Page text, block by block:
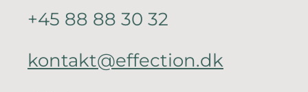
+45 88 88 30 32
kontakt@effection.dk